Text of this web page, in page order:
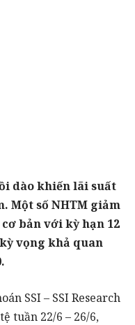
dào khiến lãi suất
Một số NHTM giảm
bản với kỳ hạn 12
vọng khả quan
SSI – SSI Research
tuần 22/6 – 26/6,